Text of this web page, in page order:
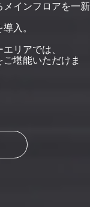
メインフロアを一新
入。
リアでは、
堪能いただけま